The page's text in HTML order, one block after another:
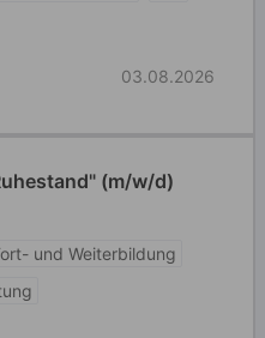
03.08.2026
(m/w/d)
und Weiterbildung